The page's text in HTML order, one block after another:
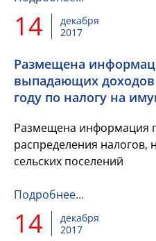
14
декабря
2017
Размещена
выпадающих доходов
году по налогу на
Размещена информация
распределения
сельских поселений
Подробнее…
14
декабря
2017